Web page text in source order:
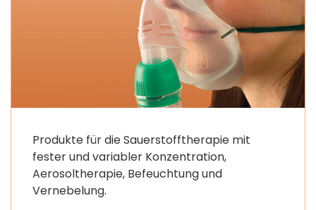
Produkte für die Sauerstofftherapie mit
fester und variabler Konzentration,
Aerosoltherapie, Befeuchtung und
Vernebelung.